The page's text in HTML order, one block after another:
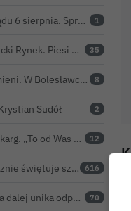
Przerwy w dostawie prądu 6 sierpnia. Sprawdź, czy wyłączenia obejmą Twoją miejscowość 1
Pędzą przez bolesławiecki Rynek. Piesi muszą uskakiwać przed hulajnogami i rowerami elektrycznymi 35
Ulica Prusa znów się zmieni. W Bolesławcu powstanie kolejna ceramiczna mozaika 8
Sudół 2
Wójt alarmuje po serii skarg. „To od Was zależy bezpieczeństwo Waszych dzieci” 12
Szpital św. Łukasza hucznie świętuje sześć lat pod kierownictwem Kamila Barczyka 616
Fundacja od gali szpitala dalej unika odpowiedzi. Złożyła skargę kasacyjną do NSA 70